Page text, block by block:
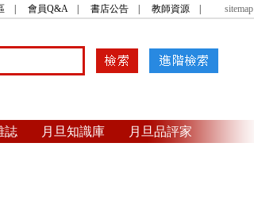
會員Q&A| 書店公告 教師資源 sitemap
誌 月旦知識庫 月旦品評家